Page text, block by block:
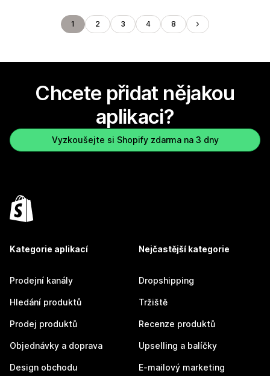
1 2 3 4 8
Chcete přidat nějakou
aplikaci?
Vyzkoušejte si Shopify zdarma na 3 dny
Kategorie aplikací
Prodejní kanály
Hledání produktů
Prodej produktů
Objednávky a doprava
Design obchodu
Nejčastější kategorie
Dropshipping
Tržiště
Recenze produktů
Upselling a balíčky
E-mailový marketing